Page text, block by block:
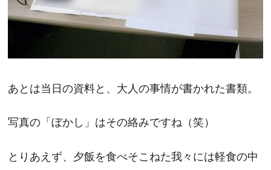
あとは当日の資料と、大人の事情が書かれた書類。
写真の「ぼかし」はその絡みですね（笑）
とりあえず、夕飯を食べそこねた我々には軽食の中